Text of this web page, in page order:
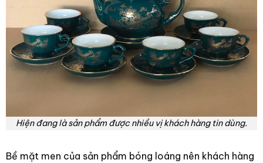
Hiện đang là sản phẩm được nhiều vị khách hàng tin dùng.
Bề mặt men của sản phẩm bóng loáng nên khách hàng